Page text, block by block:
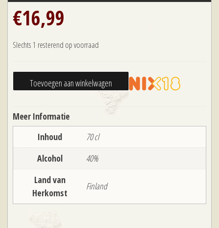
€16,99
Slechts 1 resterend op voorraad
Finlandia
70
aantal
Toevoegen aan winkelwagen
Meer Informatie
Inhoud
70 cl
Alcohol
40%
Land van
Herkomst
Finland